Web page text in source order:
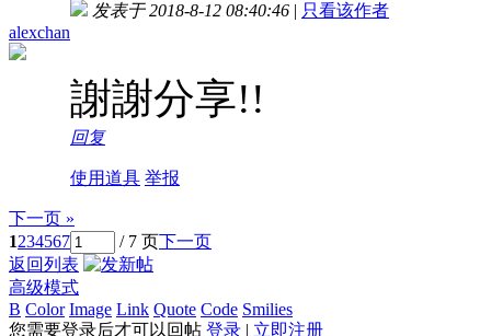
alexchan
发表于 2018-8-12 08:40:46 | 只看该作者
謝謝分享!!
回复
使用道具 举报
下一页 »
1234567 / 7 页下一页
返回列表
高级模式
B Color Image Link Quote Code Smilies
您需要登录后才可以回帖 登录 | 立即注册